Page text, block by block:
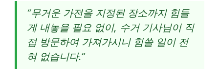
“무거운 가전을 지정된 장소까지 힘들
게 내놓을 필요 없이, 수거 기사님이 직
접 방문하여 가져가시니 힘쓸 일이 전
혀 없습니다.”